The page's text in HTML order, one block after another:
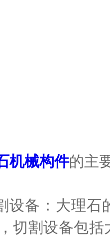
机械构件的主
备：大理石
切割设备包